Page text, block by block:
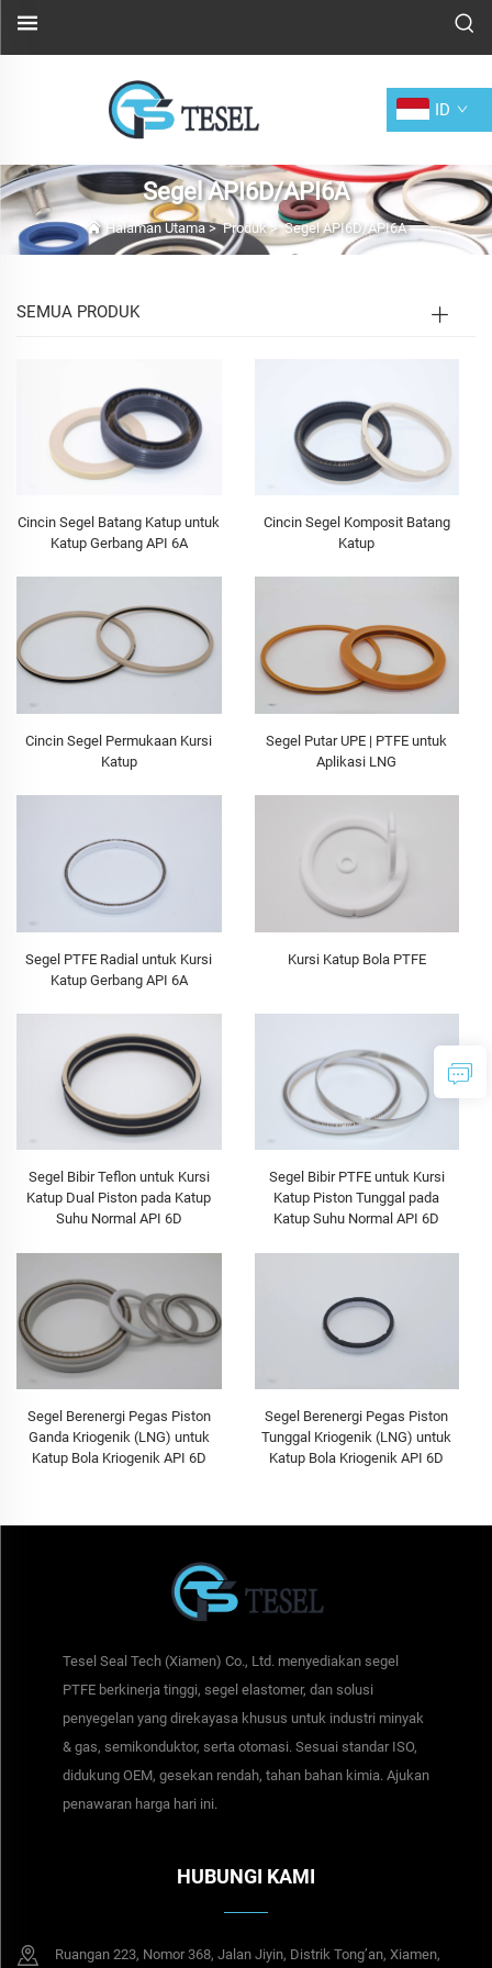
ID
Segel API6D/API6A
Halaman Utama>Produk>Segel API6D/API6A
SEMUA PRODUK
Cincin Segel Batang Katup untuk
Katup Gerbang API 6A
Cincin Segel Komposit Batang
Katup
Cincin Segel Permukaan Kursi
Katup
Segel Putar UPE | PTFE untuk
Aplikasi LNG
Segel PTFE Radial untuk Kursi
Katup Gerbang API 6A
Kursi Katup Bola PTFE
Segel Bibir Teflon untuk Kursi
Katup Dual Piston pada Katup
Suhu Normal API 6D
Segel Bibir PTFE untuk Kursi
Katup Piston Tunggal pada
Katup Suhu Normal API 6D
Segel Berenergi Pegas Piston
Ganda Kriogenik (LNG) untuk
Katup Bola Kriogenik API 6D
Segel Berenergi Pegas Piston
Tunggal Kriogenik (LNG) untuk
Katup Bola Kriogenik API 6D
Tesel Seal Tech (Xiamen) Co., Ltd. menyediakan segel
PTFE berkinerja tinggi, segel elastomer, dan solusi
penyegelan yang direkayasa khusus untuk industri minyak
& gas, semikonduktor, serta otomasi. Sesuai standar ISO,
didukung OEM, gesekan rendah, tahan bahan kimia. Ajukan
penawaran harga hari ini.
HUBUNGI KAMI
Ruangan 223, Nomor 368, Jalan Jiyin, Distrik Tong’an, Xiamen,